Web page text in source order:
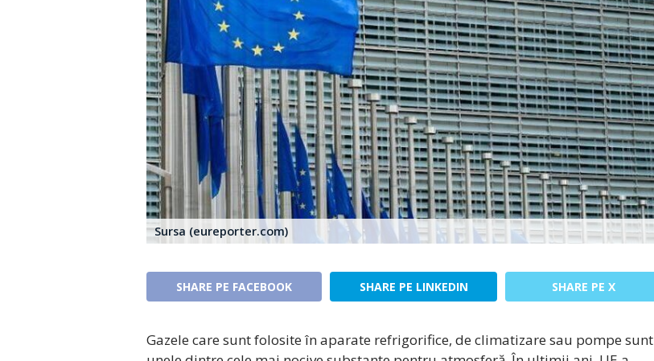
Sursa (eureporter.com)
SHARE PE FACEBOOK SHARE PE LINKEDIN SHARE PE X
Gazele care sunt folosite în aparate refrigorifice, de climatizare sau pompe sunt